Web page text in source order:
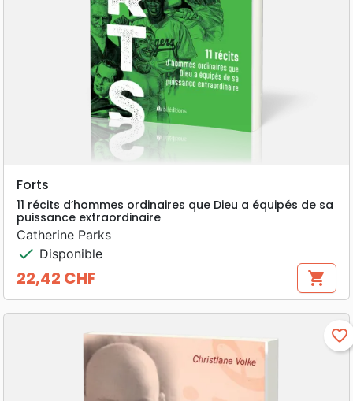
Forts
11 récits d’hommes ordinaires que Dieu a équipés de sa
puissance extraordinaire
Catherine Parks
check Disponible
Prix
22,42 CHF shopping_cart
favorite_border